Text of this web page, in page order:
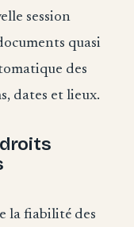
session
quasi
des
dates et lieux.
la fiabilité des